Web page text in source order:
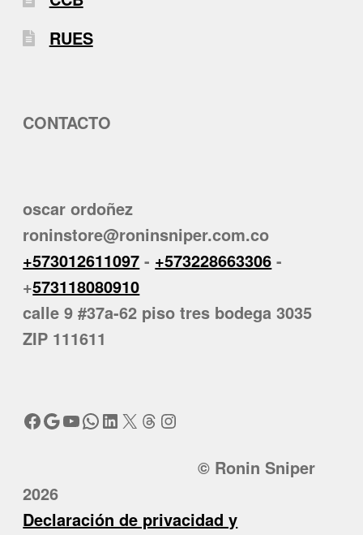
RUES
CONTACTO
oscar ordoñez
roninstore@roninsniper.com.co
+573012611097 - +573228663306 -
+573118080910
calle 9 #37a-62 piso tres bodega 3035
ZIP 111611
Facebook
Google
YouTube
WhatsApp
LinkedIn
X Threads
Instagram
© Ronin Sniper
2026
Declaración de privacidad y